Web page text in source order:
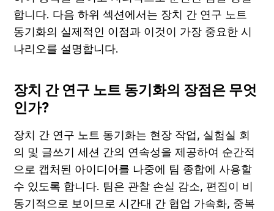
합니다. 다음 하위 섹션에서는 장치 간 연구 노트
동기화의 실제적인 이점과 이것이 가장 중요한 시
나리오를 설명합니다.
장치 간 연구 노트 동기화의 장점은 무엇
인가?
장치 간 연구 노트 동기화는 현장 작업, 실험실 회
의 및 글쓰기 세션 간의 연속성을 제공하여 순간적
으로 캡처된 아이디어를 나중에 팀 종합에 사용할
수 있도록 합니다. 팀은 관찰 손실 감소, 편집이 비
동기적으로 보이므로 시간대 간 협업 가속화, 중복